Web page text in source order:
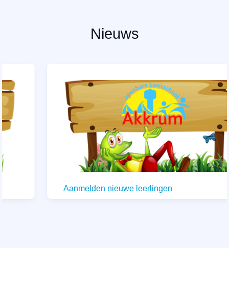
Nieuws
Aanmelden nieuwe leerlingen